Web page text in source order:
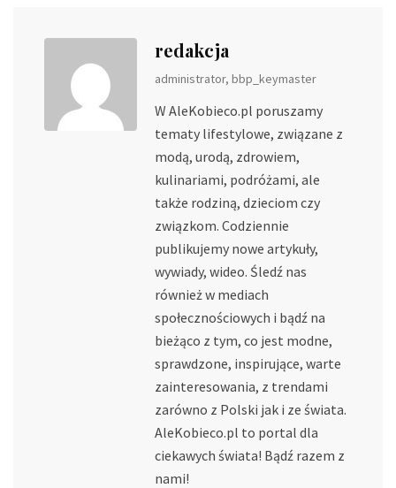
redakcja
administrator, bbp_keymaster
W AleKobieco.pl poruszamy
tematy lifestylowe, związane z
modą, urodą, zdrowiem,
kulinariami, podróżami, ale
także rodziną, dzieciom czy
związkom. Codziennie
publikujemy nowe artykuły,
wywiady, wideo. Śledź nas
również w mediach
społecznościowych i bądź na
bieżąco z tym, co jest modne,
sprawdzone, inspirujące, warte
zainteresowania, z trendami
zarówno z Polski jak i ze świata.
AleKobieco.pl to portal dla
ciekawych świata! Bądź razem z
nami!